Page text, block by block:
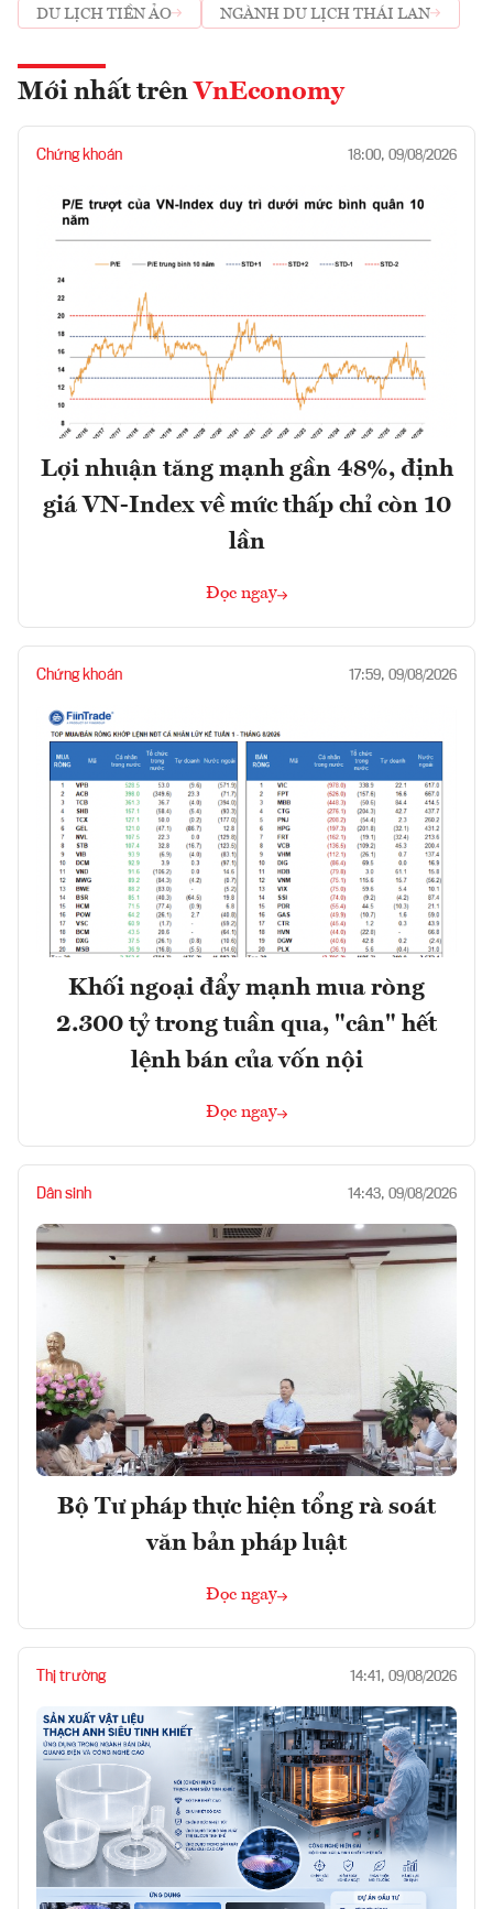
DU LỊCH TIỀN ẢO NGÀNH DU LỊCH THÁI LAN
Mới nhất trên VnEconomy
Chứng khoán 18:00, 09/08/2026
Lợi nhuận tăng mạnh gần 48%, định
giá VN-Index về mức thấp chỉ còn 10
lần
Đọc ngay
Chứng khoán 17:59, 09/08/2026
Khối ngoại đẩy mạnh mua ròng
2.300 tỷ trong tuần qua, "cân" hết
lệnh bán của vốn nội
Đọc ngay
Dân sinh 14:43, 09/08/2026
Bộ Tư pháp thực hiện tổng rà soát
văn bản pháp luật
Đọc ngay
Thị trường 14:41, 09/08/2026